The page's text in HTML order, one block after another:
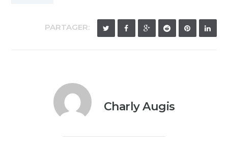
PARTAGER:
Charly Augis